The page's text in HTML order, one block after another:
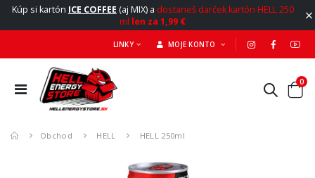
Kúp si kartón ICE COFFEE (aj MIX) a dostaneš darček kartón HELL 250
ml len za 1,99 €
LINKY MOJE KONTO
0
Obchod HELL HELL 250ml